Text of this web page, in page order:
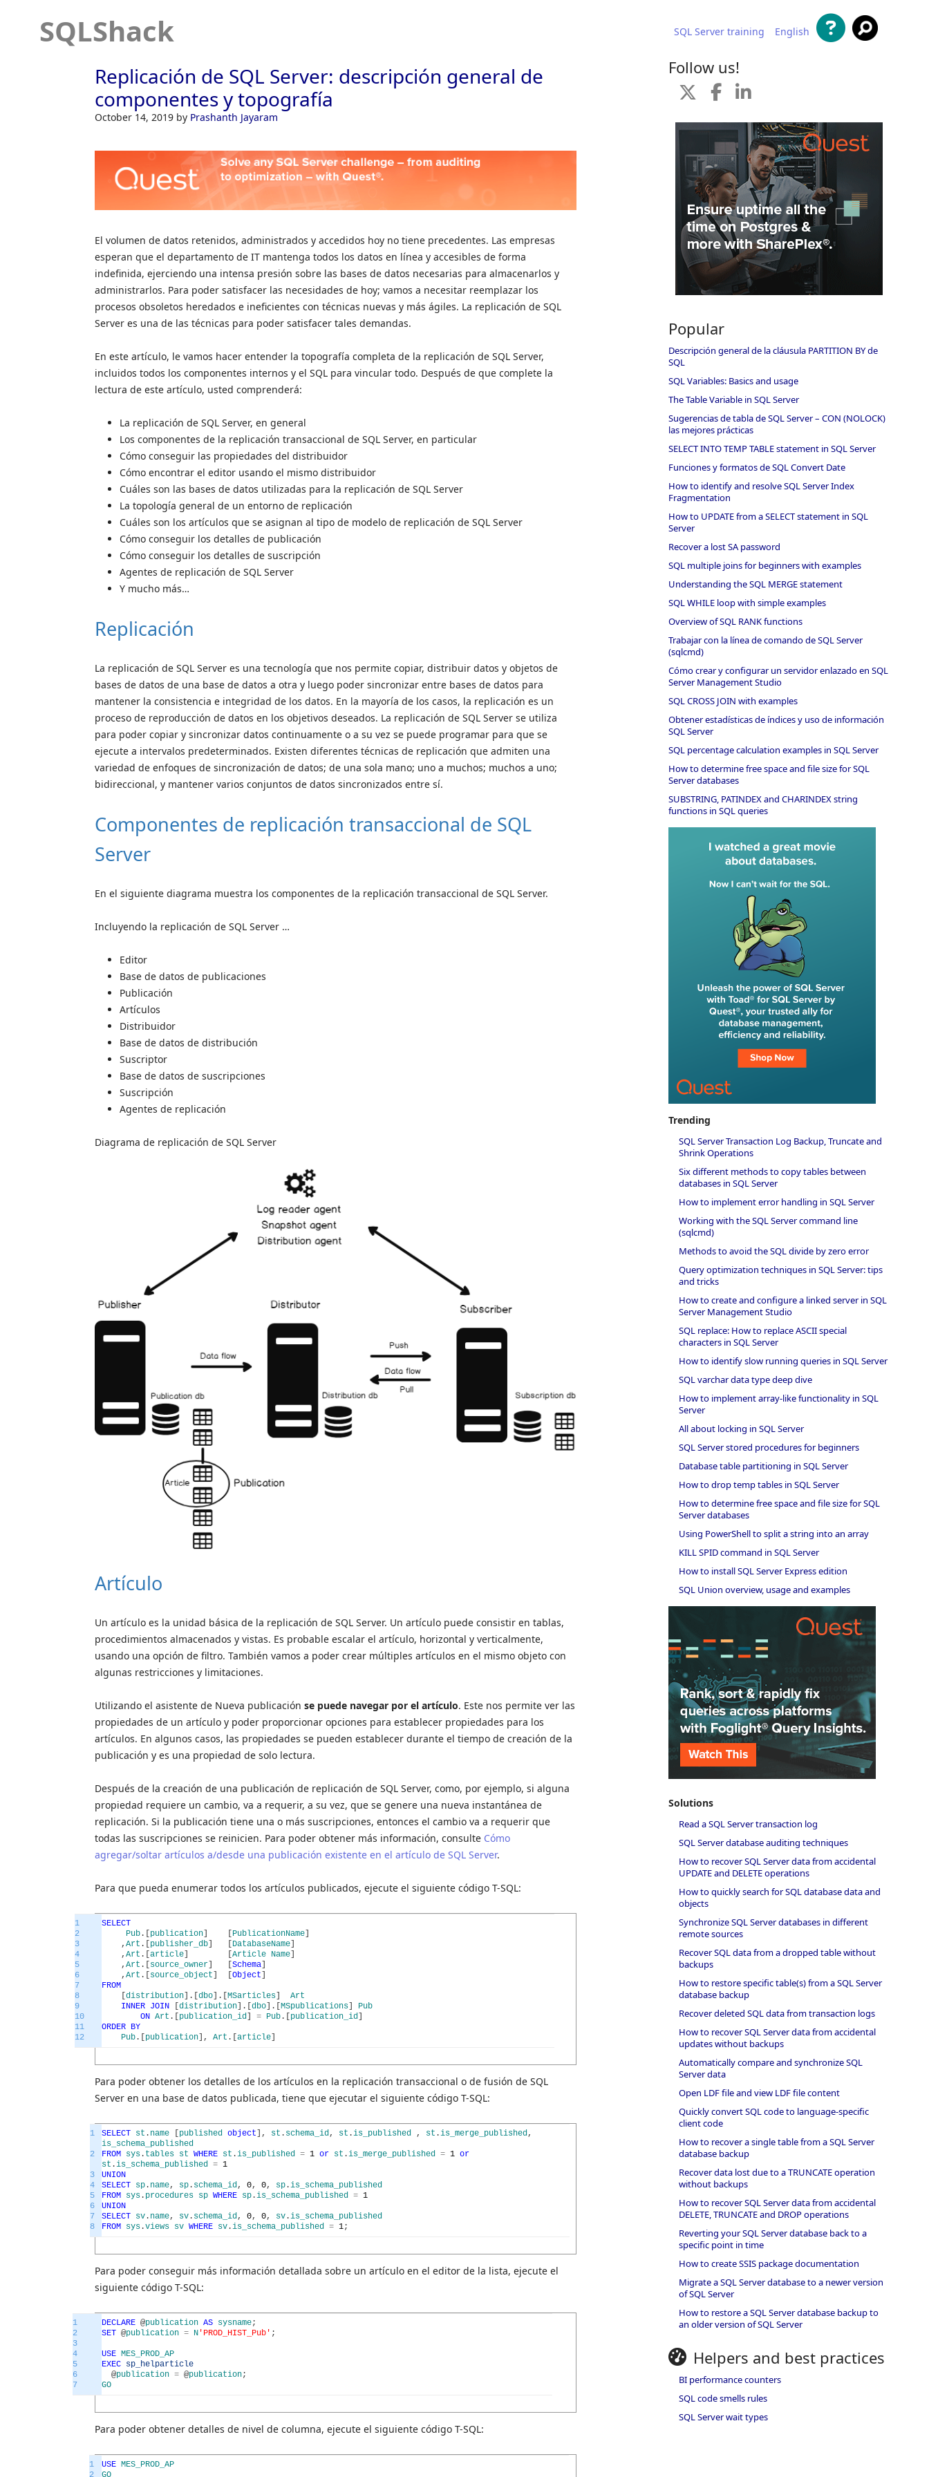
SQLShack SQL Server training English
Replicación de SQL Server: descripción general de
componentes y topografía
October 14, 2019 by Prashanth Jayaram
El volumen de datos retenidos, administrados y accedidos hoy no tiene precedentes. Las empresas
esperan que el departamento de IT mantenga todos los datos en línea y accesibles de forma
indefinida, ejerciendo una intensa presión sobre las bases de datos necesarias para almacenarlos y
administrarlos. Para poder satisfacer las necesidades de hoy; vamos a necesitar reemplazar los
procesos obsoletos heredados e ineficientes con técnicas nuevas y más ágiles. La replicación de SQL
Server es una de las técnicas para poder satisfacer tales demandas.
En este artículo, le vamos hacer entender la topografía completa de la replicación de SQL Server,
incluidos todos los componentes internos y el SQL para vincular todo. Después de que complete la
lectura de este artículo, usted comprenderá:
La replicación de SQL Server, en general
Los componentes de la replicación transaccional de SQL Server, en particular
Cómo conseguir las propiedades del distribuidor
Cómo encontrar el editor usando el mismo distribuidor
Cuáles son las bases de datos utilizadas para la replicación de SQL Server
La topología general de un entorno de replicación
Cuáles son los artículos que se asignan al tipo de modelo de replicación de SQL Server
Cómo conseguir los detalles de publicación
Cómo conseguir los detalles de suscripción
Agentes de replicación de SQL Server
Y mucho más…
Replicación
La replicación de SQL Server es una tecnología que nos permite copiar, distribuir datos y objetos de
bases de datos de una base de datos a otra y luego poder sincronizar entre bases de datos para
mantener la consistencia e integridad de los datos. En la mayoría de los casos, la replicación es un
proceso de reproducción de datos en los objetivos deseados. La replicación de SQL Server se utiliza
para poder copiar y sincronizar datos continuamente o a su vez se puede programar para que se
ejecute a intervalos predeterminados. Existen diferentes técnicas de replicación que admiten una
variedad de enfoques de sincronización de datos; de una sola mano; uno a muchos; muchos a uno;
bidireccional, y mantener varios conjuntos de datos sincronizados entre sí.
Componentes de replicación transaccional de SQL
Server
En el siguiente diagrama muestra los componentes de la replicación transaccional de SQL Server.
Incluyendo la replicación de SQL Server …
Editor
Base de datos de publicaciones
Publicación
Artículos
Distribuidor
Base de datos de distribución
Suscriptor
Base de datos de suscripciones
Suscripción
Agentes de replicación
Diagrama de replicación de SQL Server
Artículo
Un artículo es la unidad básica de la replicación de SQL Server. Un artículo puede consistir en tablas,
procedimientos almacenados y vistas. Es probable escalar el artículo, horizontal y verticalmente,
usando una opción de filtro. También vamos a poder crear múltiples artículos en el mismo objeto con
algunas restricciones y limitaciones.
Utilizando el asistente de Nueva publicación se puede navegar por el artículo. Este nos permite ver las
propiedades de un artículo y poder proporcionar opciones para establecer propiedades para los
artículos. En algunos casos, las propiedades se pueden establecer durante el tiempo de creación de la
publicación y es una propiedad de solo lectura.
Después de la creación de una publicación de replicación de SQL Server, como, por ejemplo, si alguna
propiedad requiere un cambio, va a requerir, a su vez, que se genere una nueva instantánea de
replicación. Si la publicación tiene una o más suscripciones, entonces el cambio va a requerir que
todas las suscripciones se reinicien. Para poder obtener más información, consulte Cómo
agregar/soltar artículos a/desde una publicación existente en el artículo de SQL Server.
Para que pueda enumerar todos los artículos publicados, ejecute el siguiente código T-SQL:
1
2
3
4
5
6
7
8
9
10
11
12
SELECT
Pub . publication PublicationName
, Art . publisher_db DatabaseName
, Art . article Article Name
, Art . source_owner Schema
, Art . source_object Object
FROM
distribution . dbo . MSarticles
Art
INNER JOIN distribution . dbo . MSpublications
Pub
ON Art . publication_id = Pub . publication_id
ORDER BY
Pub . publication , Art . article
Para poder obtener los detalles de los artículos en la replicación transaccional o de fusión de SQL
Server en una base de datos publicada, tiene que ejecutar el siguiente código T-SQL:
1
2
3
4
5
6
7
8
SELECT st . name published object , st . schema_id, st .is_published , st .is_merge_published,
is_schema_published
FROM sys . tables st WHERE st .is_published = 1 or st .is_merge_published = 1 or
st .is_schema_published = 1
UNION
SELECT sp . name, sp . schema_id, 0, 0, sp .is_schema_published
FROM sys . procedures sp WHERE sp .is_schema_published = 1
UNION
SELECT sv . name, sv . schema_id, 0, 0, sv .is_schema_published
FROM sys .views sv WHERE sv .is_schema_published = 1;
Para poder conseguir más información detallada sobre un artículo en el editor de la lista, ejecute el
siguiente código T-SQL:
1
2
3
4
5
6
7
DECLARE @publication AS sysname;
SET @publication = N 'PROD_HIST_Pub' ;
USE MES_PROD_AP
EXEC sp_helparticle
@publication = @publication;
GO
Para poder obtener detalles de nivel de columna, ejecute el siguiente código T-SQL:
1
USE MES_PROD_AP
Follow us!
Popular
Descripción general de la cláusula PARTITION BY de
SQL
SQL Variables: Basics and usage
The Table Variable in SQL Server
Sugerencias de tabla de SQL Server – CON (NOLOCK)
las mejores prácticas
SELECT INTO TEMP TABLE statement in SQL Server
Funciones y formatos de SQL Convert Date
How to identify and resolve SQL Server Index
Fragmentation
How to UPDATE from a SELECT statement in SQL
Server
Recover a lost SA password
SQL multiple joins for beginners with examples
Understanding the SQL MERGE statement
SQL WHILE loop with simple examples
Overview of SQL RANK functions
Trabajar con la línea de comando de SQL Server
(sqlcmd)
Cómo crear y configurar un servidor enlazado en SQL
Server Management Studio
SQL CROSS JOIN with examples
Obtener estadísticas de índices y uso de información
SQL Server
SQL percentage calculation examples in SQL Server
How to determine free space and file size for SQL
Server databases
SUBSTRING, PATINDEX and CHARINDEX string
functions in SQL queries
Trending
SQL Server Transaction Log Backup, Truncate and
Shrink Operations
Six different methods to copy tables between
databases in SQL Server
How to implement error handling in SQL Server
Working with the SQL Server command line
(sqlcmd)
Methods to avoid the SQL divide by zero error
Query optimization techniques in SQL Server: tips
and tricks
How to create and configure a linked server in SQL
Server Management Studio
SQL replace: How to replace ASCII special
characters in SQL Server
How to identify slow running queries in SQL Server
SQL varchar data type deep dive
How to implement array-like functionality in SQL
Server
All about locking in SQL Server
SQL Server stored procedures for beginners
Database table partitioning in SQL Server
How to drop temp tables in SQL Server
How to determine free space and file size for SQL
Server databases
Using PowerShell to split a string into an array
KILL SPID command in SQL Server
How to install SQL Server Express edition
SQL Union overview, usage and examples
Solutions
Read a SQL Server transaction log
SQL Server database auditing techniques
How to recover SQL Server data from accidental
UPDATE and DELETE operations
How to quickly search for SQL database data and
objects
Synchronize SQL Server databases in different
remote sources
Recover SQL data from a dropped table without
backups
How to restore specific table(s) from a SQL Server
database backup
Recover deleted SQL data from transaction logs
How to recover SQL Server data from accidental
updates without backups
Automatically compare and synchronize SQL
Server data
Open LDF file and view LDF file content
Quickly convert SQL code to language-specific
client code
How to recover a single table from a SQL Server
database backup
Recover data lost due to a TRUNCATE operation
without backups
How to recover SQL Server data from accidental
DELETE, TRUNCATE and DROP operations
Reverting your SQL Server database back to a
specific point in time
How to create SSIS package documentation
Migrate a SQL Server database to a newer version
of SQL Server
How to restore a SQL Server database backup to
an older version of SQL Server
Helpers and best practices
BI performance counters
SQL code smells rules
SQL Server wait types